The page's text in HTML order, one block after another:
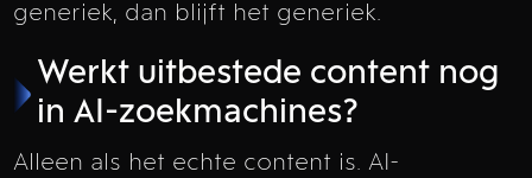
generiek, dan blijft het generiek.
Werkt uitbestede content nog
in AI-zoekmachines?
Alleen als het echte content is. AI-